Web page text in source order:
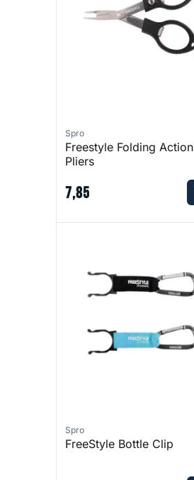
Spro
Freestyle Folding Action
Pliers
7,85
Spro
FreeStyle Bottle Clip